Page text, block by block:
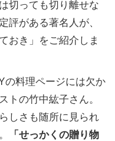
ポッ
もも
しめ
のっ
て？
切っても切り離せな
評がある著名人が、
おき」をご紹介しま
の料理ページには欠か
トの竹中紘子さん。
しさも随所に見られ
「せっかくの贈り物